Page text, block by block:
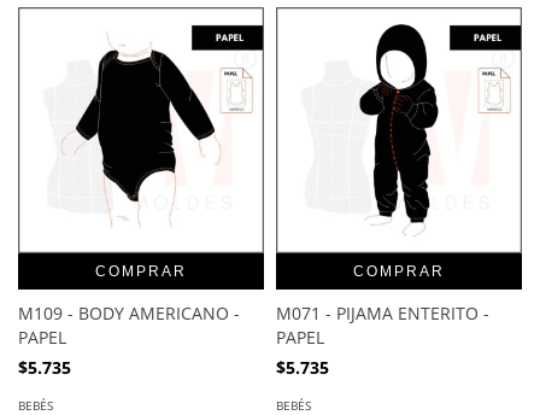
COMPRAR
M109 - BODY AMERICANO -
PAPEL
$5.735
BEBÉS
COMPRAR
M071 - PIJAMA ENTERITO -
PAPEL
$5.735
BEBÉS